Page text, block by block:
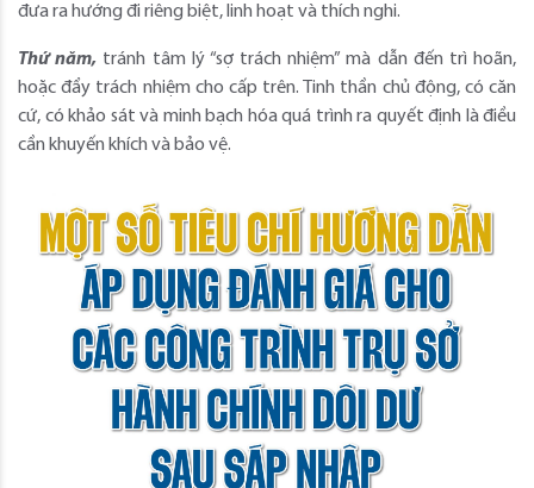
đưa ra hướng đi riêng biệt, linh hoạt và thích nghi.
Thứ năm, tránh tâm lý “sợ trách nhiệm” mà dẫn đến trì hoãn,
hoặc đẩy trách nhiệm cho cấp trên. Tinh thần chủ động, có căn
cứ, có khảo sát và minh bạch hóa quá trình ra quyết định là điều
cần khuyến khích và bảo vệ.